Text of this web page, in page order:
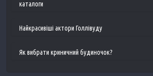
каталоги
Найкрасивіші актори Голлівуду
Як вибрати криничний будиночок?